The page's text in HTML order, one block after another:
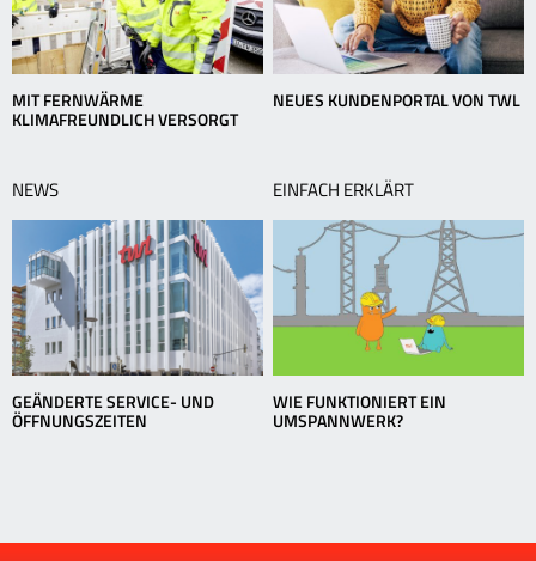
MIT FERNWÄRME
KLIMAFREUNDLICH VERSORGT
NEUES KUNDENPORTAL VON TWL
NEWS
GEÄNDERTE SERVICE- UND
ÖFFNUNGSZEITEN
EINFACH ERKLÄRT
WIE FUNKTIONIERT EIN
UMSPANNWERK?